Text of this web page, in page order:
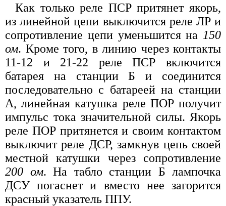
Как только реле ПСР притянет якорь,
из линейной цепи выключится реле ЛР и
сопротивление цепи уменьшится на 150
ом. Кроме того, в линию через контакты
11-12 и 21-22 реле ПСР включится
батарея на станции Б и соединится
последовательно с батареей на станции
А, линейная катушка реле ПОР получит
импульс тока значительной силы. Якорь
реле ПОР притянется и своим контактом
выключит реле ДСР, замкнув цепь своей
местной катушки через сопротивление
200 ом. На табло станции Б лампочка
ДСУ погаснет и вместо нее загорится
красный указатель ППУ.